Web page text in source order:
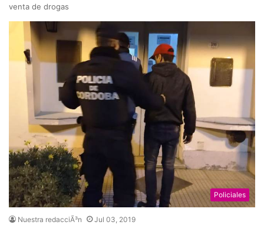
venta de drogas
Policiales
Nuestra redacciÃ³n Jul 03, 2019